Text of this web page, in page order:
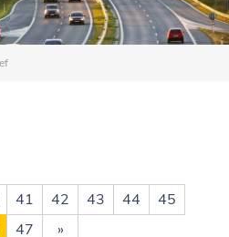
41 42 43 44
45
47 »